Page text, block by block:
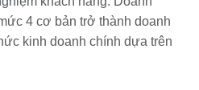
4 cơ bản trở thành doanh
kinh doanh chính dựa trên